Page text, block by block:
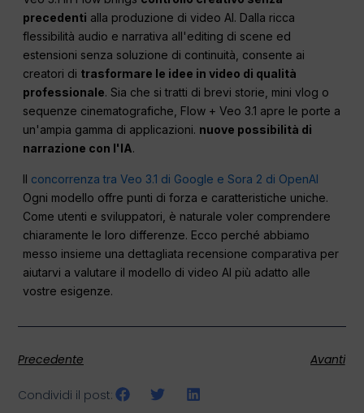
precedenti alla produzione di video AI. Dalla ricca
flessibilità audio e narrativa all'editing di scene ed
estensioni senza soluzione di continuità, consente ai
creatori di trasformare le idee in video di qualità
professionale. Sia che si tratti di brevi storie, mini vlog o
sequenze cinematografiche, Flow + Veo 3.1 apre le porte a
un'ampia gamma di applicazioni. nuove possibilità di
narrazione con l'IA.
Il concorrenza tra Veo 3.1 di Google e Sora 2 di OpenAI
Ogni modello offre punti di forza e caratteristiche uniche.
Come utenti e sviluppatori, è naturale voler comprendere
chiaramente le loro differenze. Ecco perché abbiamo
messo insieme una dettagliata recensione comparativa per
aiutarvi a valutare il modello di video AI più adatto alle
vostre esigenze.
Precedente Avanti
Condividi il post: